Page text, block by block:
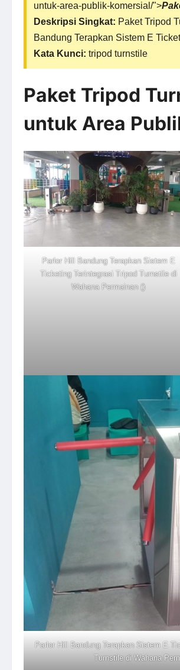
untuk-area-publik-komersial/">
Deskripsi Singkat: PaketTripod
Bandung Terapkan Sistem E
Kata Kunci: tripod turnstile
Paket Tripod
untuk Area
Parlor Hill Bandung Terapkan Sistem E
Ticketing Terintegrasi Tripod Turnstile di
Wahana Permainan ()
Parlor Hill Bandung Terapkan Sistem E
Turnstile di Wahana